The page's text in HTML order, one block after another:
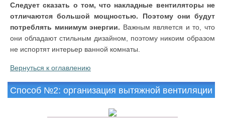
Следует сказать о том, что накладные вентиляторы не
отличаются большой мощностью. Поэтому они будут
потреблять минимум энергии. Важным является и то, что
они обладают стильным дизайном, поэтому никоим образом
не испортят интерьер ванной комнаты.
Вернуться к оглавлению
Способ №2: организация вытяжной вентиляции